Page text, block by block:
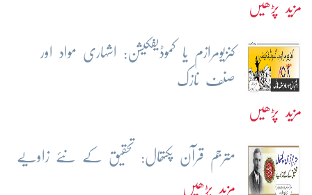
مزید پڑھیں
کنزیومرازم یا کموڈیفکیشن: اشہاری مواد اور
صنف نازک
مزید پڑھیں
مترجم قرآن پکتھال: تحقیق کے نئے زاویے
مزید پڑھیں